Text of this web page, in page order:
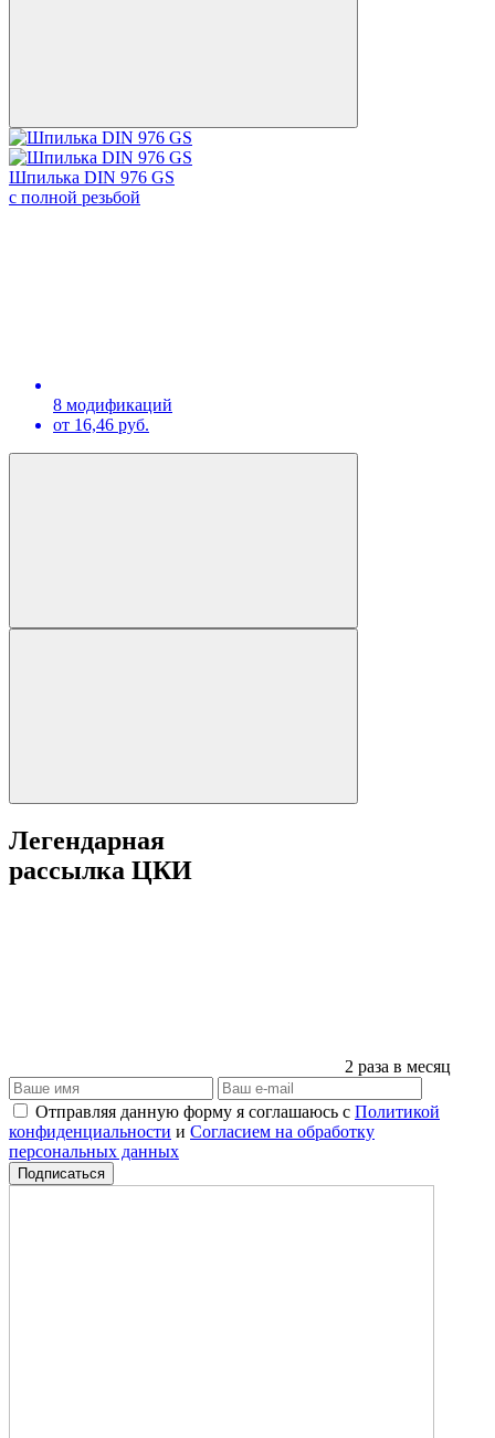
Шпилька DIN 976 GS
с полной резьбой
8 модификаций
от 16,46 руб.
Легендарная
рассылка ЦКИ
2 раза в месяц
Отправляя данную форму я соглашаюсь с Политикой
конфиденциальности и Согласием на обработку
персональных данных
Подписаться